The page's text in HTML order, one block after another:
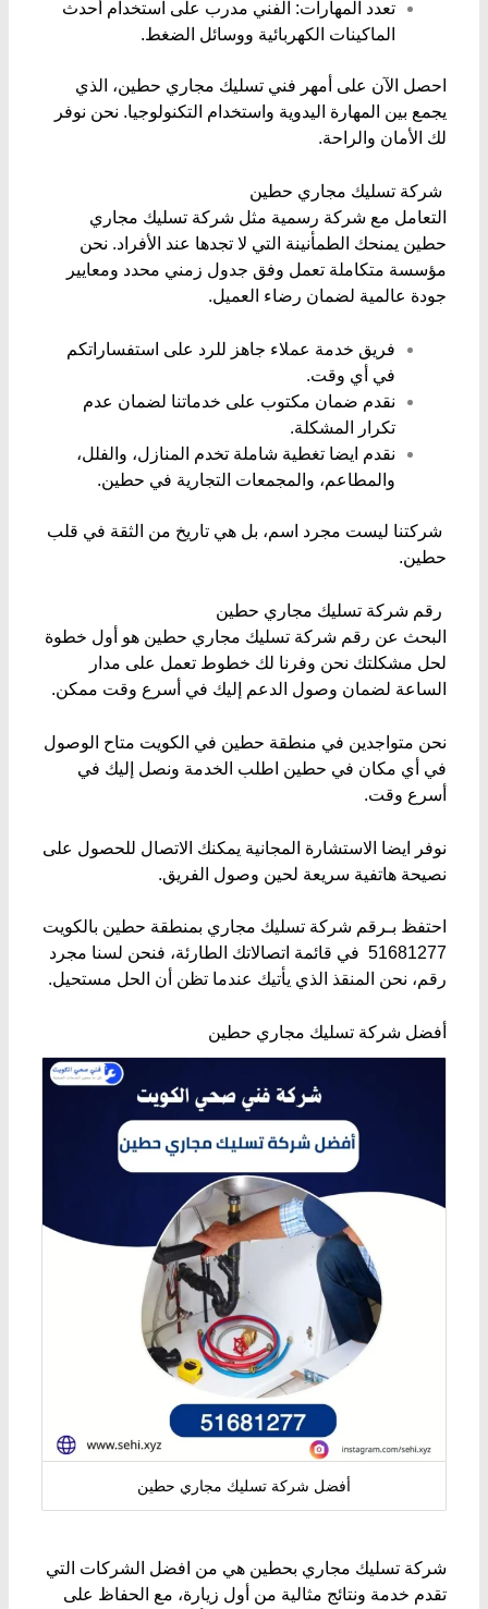
​تعدد المهارات: الفني مدرب على استخدام أحدث
الماكينات الكهربائية ووسائل الضغط.
احصل الآن على أمهر فني تسليك مجاري حطين، الذي
يجمع بين المهارة اليدوية واستخدام التكنولوجيا. نحن نوفر
لك الأمان والراحة.
​ شركة تسليك مجاري حطين
​التعامل مع شركة رسمية مثل شركة تسليك مجاري
حطين يمنحك الطمأنينة التي لا تجدها عند الأفراد. نحن
مؤسسة متكاملة تعمل وفق جدول زمني محدد ومعايير
جودة عالمية لضمان رضاء العميل.
​فريق خدمة عملاء جاهز للرد على استفساراتكم
في أي وقت.
نقدم ​ضمان مكتوب على خدماتنا لضمان عدم
تكرار المشكلة.
نقدم ايضا ​تغطية شاملة تخدم المنازل، والفلل،
والمطاعم، والمجمعات التجارية في حطين.
​ شركتنا ليست مجرد اسم، بل هي تاريخ من الثقة في قلب
حطين.
​ رقم شركة تسليك مجاري حطين
​البحث عن رقم شركة تسليك مجاري حطين هو أول خطوة
لحل مشكلتك نحن وفرنا لك خطوط تعمل على مدار
الساعة لضمان وصول الدعم إليك في أسرع وقت ممكن.
نحن متواجدين في منطقة حطين في الكويت متاح الوصول
في أي مكان في حطين اطلب الخدمة ونصل إليك في
أسرع وقت.
نوفر ايضا ​الاستشارة المجانية يمكنك الاتصال للحصول على
نصيحة هاتفية سريعة لحين وصول الفريق.
​احتفظ بـرقم شركة تسليك مجاري بمنطقة حطين بالكويت
51681277 في قائمة اتصالاتك الطارئة، فنحن لسنا مجرد
رقم، نحن المنقذ الذي يأتيك عندما تظن أن الحل مستحيل.
​أفضل شركة تسليك مجاري حطين
​أفضل شركة تسليك مجاري حطين
شركة تسليك مجاري بحطين هي من افضل الشركات التي
تقدم خدمة ونتائج مثالية من أول زيارة، مع الحفاظ على